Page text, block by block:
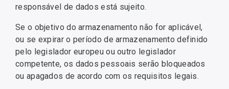
responsável de dados está sujeito.
Se o objetivo do armazenamento não for aplicável,
ou se expirar o período de armazenamento definido
pelo legislador europeu ou outro legislador
competente, os dados pessoais serão bloqueados
ou apagados de acordo com os requisitos legais.